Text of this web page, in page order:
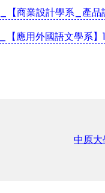
【商業設計學系_產品
【應用外國語文學系】
中原